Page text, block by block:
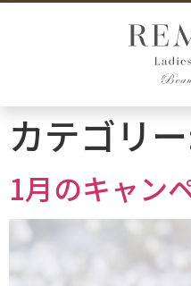
カテゴリ
1月のキャン